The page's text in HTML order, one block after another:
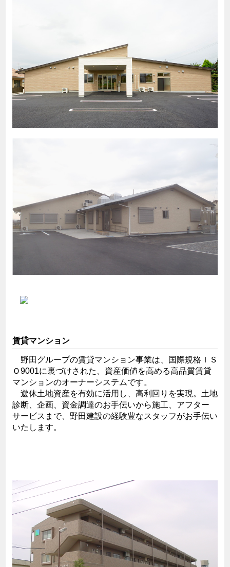
賃貸マンション
野田グループの賃貸マンション事業は、国際規格ＩＳ
Ｏ9001に裏づけされた、資産価値を高める高品質賃貸
マンションのオーナーシステムです。
遊休土地資産を有効に活用し、高利回りを実現。土地
診断、企画、資金調達のお手伝いから施工、アフター
サービスまで、野田建設の経験豊なスタッフがお手伝い
いたします。